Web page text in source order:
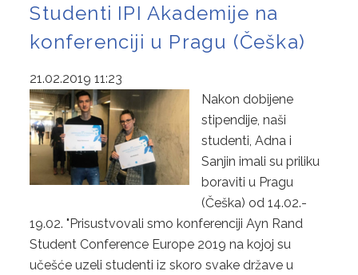
Studenti IPI Akademije na
konferenciji u Pragu (Češka)
21.02.2019 11:23
Nakon dobijene
stipendije, naši
studenti, Adna i
Sanjin imali su priliku
boraviti u Pragu
(Češka) od 14.02.-
19.02. "Prisustvovali smo konferenciji Ayn Rand
Student Conference Europe 2019 na kojoj su
učešće uzeli studenti iz skoro svake države u